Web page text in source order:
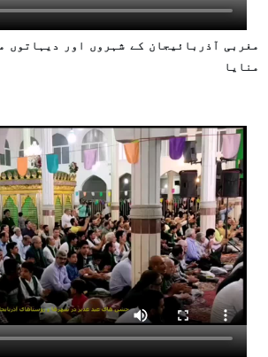
مغربی آذربائیجان کے شہروں اور دیہاتوں
منایا